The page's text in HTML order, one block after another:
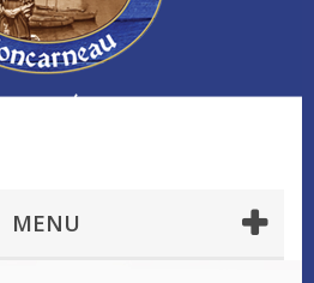
MENU